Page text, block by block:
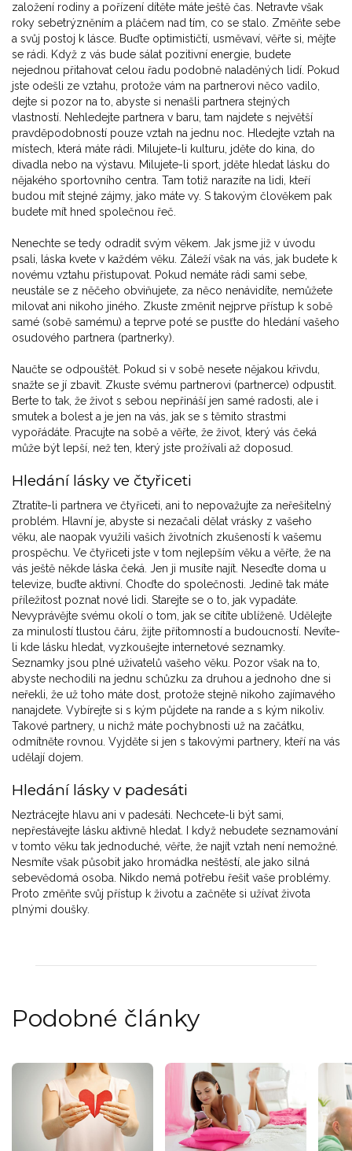
založení rodiny a pořízení dítěte máte ještě čas. Netravte však
roky sebetrýzněním a pláčem nad tím, co se stalo. Změňte sebe
a svůj postoj k lásce. Buďte optimističtí, usměvaví, věřte si, mějte
se rádi. Když z vás bude sálat pozitivní energie, budete
nejednou přitahovat celou řadu podobně naladěných lidí. Pokud
jste odešli ze vztahu, protože vám na partnerovi něco vadilo,
dejte si pozor na to, abyste si nenašli partnera stejných
vlastností. Nehledejte partnera v baru, tam najdete s největší
pravděpodobností pouze vztah na jednu noc. Hledejte vztah na
místech, která máte rádi. Milujete-li kulturu, jděte do kina, do
divadla nebo na výstavu. Milujete-li sport, jděte hledat lásku do
nějakého sportovního centra. Tam totiž narazíte na lidi, kteří
budou mít stejné zájmy, jako máte vy. S takovým člověkem pak
budete mít hned společnou řeč.
Nenechte se tedy odradit svým věkem. Jak jsme již v úvodu
psali, láska kvete v každém věku. Záleží však na vás, jak budete k
novému vztahu přistupovat. Pokud nemáte rádi sami sebe,
neustále se z něčeho obviňujete, za něco nenávidíte, nemůžete
milovat ani nikoho jiného. Zkuste změnit nejprve přístup k sobě
samé (sobě samému) a teprve poté se pusťte do hledání vašeho
osudového partnera (partnerky).
Naučte se odpouštět. Pokud si v sobě nesete nějakou křivdu,
snažte se jí zbavit. Zkuste svému partnerovi (partnerce) odpustit.
Berte to tak, že život s sebou nepřináší jen samé radosti, ale i
smutek a bolest a je jen na vás, jak se s těmito strastmi
vypořádáte. Pracujte na sobě a věřte, že život, který vás čeká
může být lepší, než ten, který jste prožívali až doposud.
Hledání lásky ve čtyřiceti
Ztratíte-li partnera ve čtyřiceti, ani to nepovažujte za neřešitelný
problém. Hlavní je, abyste si nezačali dělat vrásky z vašeho
věku, ale naopak využili vašich životních zkušeností k vašemu
prospěchu. Ve čtyřiceti jste v tom nejlepším věku a věřte, že na
vás ještě někde láska čeká. Jen ji musíte najít. Neseďte doma u
televize, buďte aktivní. Choďte do společnosti. Jedině tak máte
příležitost poznat nové lidi. Starejte se o to, jak vypadáte.
Nevyprávějte svému okolí o tom, jak se cítíte ublíženě. Udělejte
za minulostí tlustou čáru, žijte přítomností a budoucností. Nevíte-
li kde lásku hledat, vyzkoušejte internetové seznamky.
Seznamky jsou plné uživatelů vašeho věku. Pozor však na to,
abyste nechodili na jednu schůzku za druhou a jednoho dne si
neřekli, že už toho máte dost, protože stejně nikoho zajímavého
nanajdete. Vybírejte si s kým půjdete na rande a s kým nikoliv.
Takové partnery, u nichž máte pochybnosti už na začátku,
odmítněte rovnou. Vyjděte si jen s takovými partnery, kteří na vás
udělají dojem.
Hledání lásky v padesáti
Neztrácejte hlavu ani v padesáti. Nechcete-li být sami,
nepřestávejte lásku aktivně hledat. I když nebudete seznamování
v tomto věku tak jednoduché, věřte, že najít vztah není nemožné.
Nesmíte však působit jako hromádka neštěstí, ale jako silná
sebevědomá osoba. Nikdo nemá potřebu řešit vaše problémy.
Proto změňte svůj přístup k životu a začněte si užívat života
plnými doušky.
Podobné články